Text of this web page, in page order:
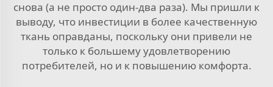
снова (а не просто один-два раза). Мы пришли к
выводу, что инвестиции в более качественную
ткань оправданы, поскольку они привели не
только к большему удовлетворению
потребителей, но и к повышению комфорта.